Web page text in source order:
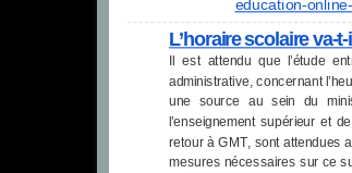
education-online-
L’horaire scolaire va-
Il est attendu que l’étude
administrative, concernant
une source au sein du
l’enseignement supérieur et
retour à GMT, sont attendues
mesures nécessaires sur ce